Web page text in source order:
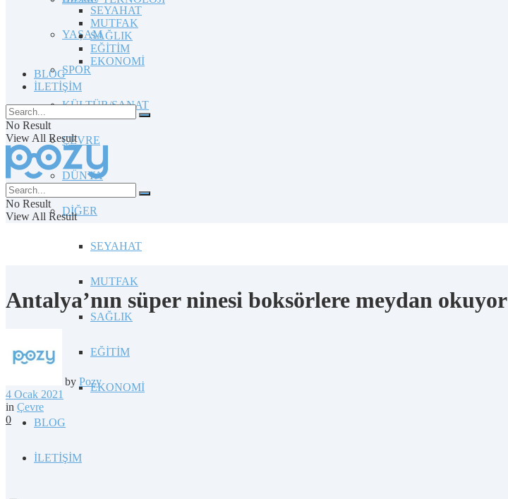
YAŞAM
SPOR
KÜLTÜR/SANAT
ÇEVRE
DÜNYA
DİĞER
SEYAHAT
MUTFAK
SAĞLIK
EĞİTİM
EKONOMİ
BLOG
İLETİŞİM
SEYAHAT
MUTFAK
SAĞLIK
EĞİTİM
EKONOMİ
BLOG
İLETİŞİM
No Result
View All Result
No Result
View All Result
Antalya’nın süper ninesi boksörlere meydan okuyor
by Pozy
4 Ocak 2021
in Çevre
0